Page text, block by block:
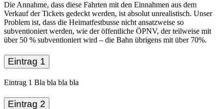
Die Annahme, dass diese Fahrten mit den Einnahmen aus dem
Verkauf der Tickets gedeckt werden, ist absolut unrealistisch. Unser
Problem ist, dass die Heimatfestbusse nicht ansatzweise so
subventioniert werden, wie der öffentliche ÖPNV, der teilweise mit
über 50 % subventioniert wird – die Bahn übrigens mit über 70%.
Eintrag 1
Eintrag 1 Bla bla bla bla
Eintrag 2